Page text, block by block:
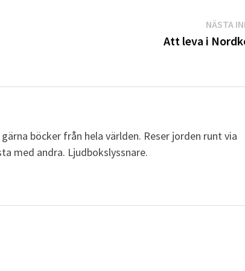
NÄSTA
Att leva i
böcker från hela världen. Reser jorden runt via
med andra. Ljudbokslyssnare.